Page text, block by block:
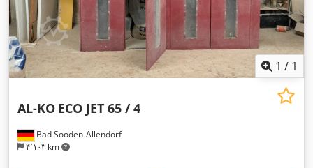
1 / 1
Bad Sooden-Allendorf
۴٬۱۰۳ km
AL-KO ECO JET 65 / 4